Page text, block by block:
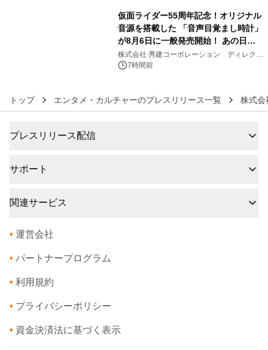
仮面ライダー55周年記念！オリジナル
音源を搭載した 「音声目覚まし時計」
が8月6日に一般発売開始！ あの日の
大興奮が今甦る
株式会社 秀建コーポレーション ディレクト
アートギャラリー
7時間前
トップ エンタメ・カルチャーのプレスリリース一覧 株式会
プレスリリース配信
サポート
関連サービス
• 運営会社
• パートナープログラム
• 利用規約
• プライバシーポリシー
• 資金決済法に基づく表示